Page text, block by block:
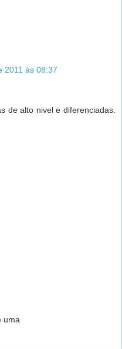
2011 às 08:37
de alto nivel e diferenciadas.
uma